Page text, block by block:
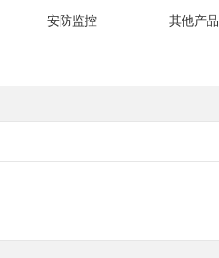
安防监控 其他产品